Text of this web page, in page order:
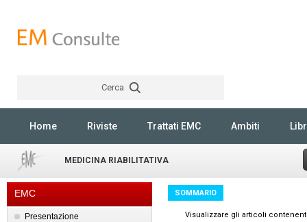
Cerca
Home Riviste Trattati EMC Ambiti
MEDICINA RIABILITATIVA
EMC
Presentazione
SOMMARIO
Visualizzare gli articoli